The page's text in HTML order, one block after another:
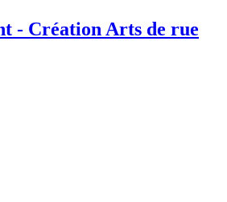
- Création Arts de rue